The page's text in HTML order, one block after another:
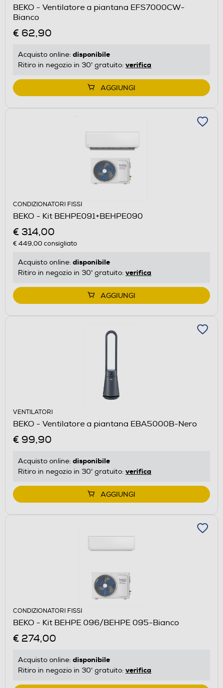
BEKO - Ventilatore a piantana EFS7000CW-
Bianco
€ 62,90
Acquisto online: disponibile
Ritiro in negozio in 30' gratuito: verifica
AGGIUNGI
CONDIZIONATORI FISSI
BEKO - Kit BEHPE091+BEHPE090
€ 314,00
€ 449,00consigliato
Acquisto online: disponibile
Ritiro in negozio in 30' gratuito: verifica
AGGIUNGI
VENTILATORI
BEKO - Ventilatore a piantana EBA5000B-Nero
€ 99,90
Acquisto online: disponibile
Ritiro in negozio in 30' gratuito: verifica
AGGIUNGI
CONDIZIONATORI FISSI
BEKO - Kit BEHPE 096/BEHPE 095-Bianco
€ 274,00
Acquisto online: disponibile
Ritiro in negozio in 30' gratuito: verifica